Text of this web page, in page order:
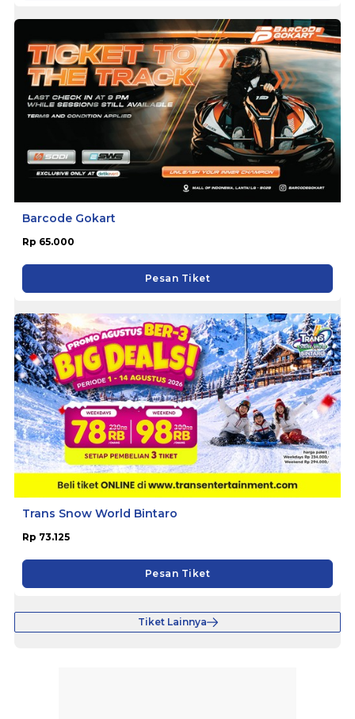
Barcode Gokart
Rp 65.000
Pesan Tiket
Trans Snow World Bintaro
Rp 73.125
Pesan Tiket
Tiket Lainnya